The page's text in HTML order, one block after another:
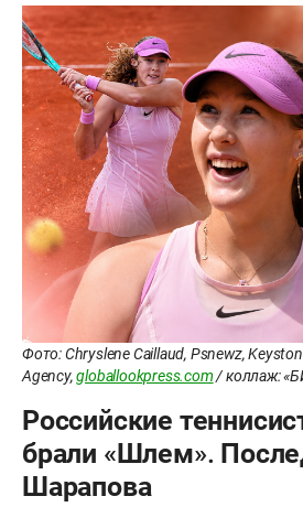
Фото: Chryslene Caillaud, Psnewz,
Agency,globallookpress.com/ коллаж:
Российские
брали «Шлем».
Шарапова